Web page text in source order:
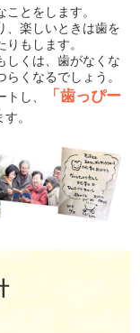
とをします。
、楽しいときは歯を
もします。
しくは、歯がなくな
くなるでしょう。
し、
「歯っぴー
。